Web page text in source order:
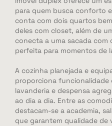
para quem busca conforto
conta com dois quartos
deles com closet, além de
conecta a uma sacada com
perfeita para momentos de
A cozinha planejada e
proporciona funcionalidade
lavanderia e despensa
ao dia a dia. Entre as
destacam-se a academia,
que garantem qualidade de